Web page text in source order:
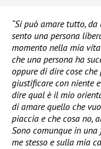
“Si può amare tutto,
sento una persona
momento nella mia
che una persona ha
oppure di dire cose
giustificare con niente
dire qual è il mio
di amare quello che
piaccia e che cosa no,
Sono comunque in
me stesso e sulla mia